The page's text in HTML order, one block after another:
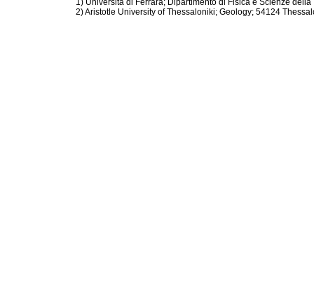
2) Aristotle University of Thessaloniki; Geology; 54124